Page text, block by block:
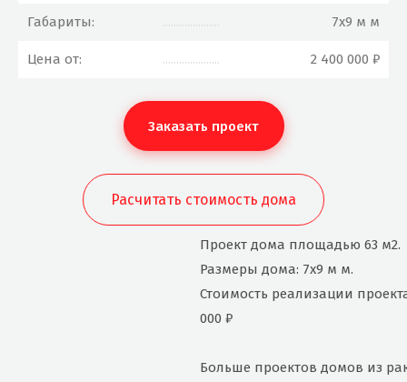
Габариты: 7x9 м м
Цена от: ..................... 2 400 000 ₽
Заказать проект
Расчитать стоимость дома
Проект дома площадью 63 м2.
Размеры дома: 7x9 м м.
Стоимость реализации
000 ₽
Больше проектов домов из